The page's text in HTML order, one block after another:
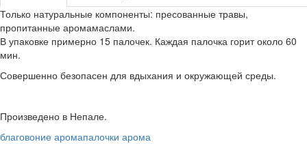
Только натуральные компоненты: пресованные травы,
пропитанные аромамаслами.
В упаковке примерно 15 палочек. Каждая палочка горит около 60
мин.
Совершенно безопасен для вдыхания и окружающей среды.
Произведено в Непале.
благовоние аромапалочки арома